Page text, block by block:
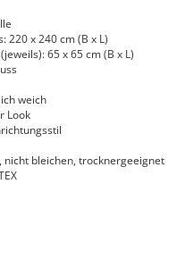
220 x 240 cm (B x L)
65 x 65 cm (B x L)
weich
Look
nicht bleichen, trocknergeeignet